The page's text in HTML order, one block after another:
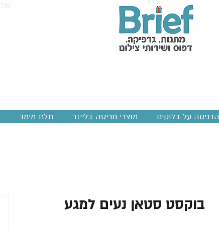
הדפסה על בלוקים מוצרי חריטה בלייזר תלת מימד
בוקסט סטאן נעים למגע